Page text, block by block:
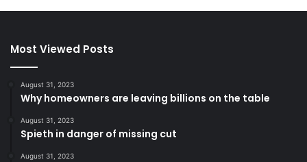
Most Viewed Posts
August 31, 2023
Why homeowners are leaving billions on the table
August 31, 2023
Spieth in danger of missing cut
August 31, 2023